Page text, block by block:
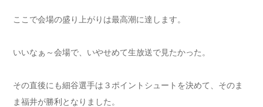
ここで会場の盛り上がりは最高潮に達します。
いいなぁ～会場で、いやせめて生放送で見たかった。
その直後にも細谷選手は３ポイントシュートを決めて、そのま
ま福井が勝利となりました。